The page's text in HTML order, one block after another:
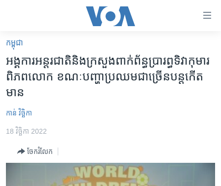
គេហទំព័រ​
ទាក់ទង
និង​
ចូល​
ទំព័រ​
ព័ត៌មាន​​
រំលង​
កម្ពុជា
អន្តរជាតិ
ព្រឹត្តិការណ៍ព័ត៌មាន
កម្ពុជា
អង្គការ​អន្តរជាតិ​និង​ក្រសួង​ពាក់ព័ន្ធ​​ប្រារព្ធ​ទិវា​កុមារ​
ពិភពលោក​ ខណៈ​បញ្ហា​ប្រឈម​ជា​ច្រើន​បន្ត​កើត​
មាន​
កាន់ វិច្ឆិកា
18 វិច្ឆិកា 2022
ចែករំលែក